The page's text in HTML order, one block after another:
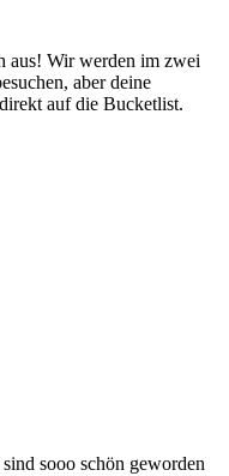
aus! Wir werden im zwei
aber deine
auf die Bucketlist.
sooo schön geworden